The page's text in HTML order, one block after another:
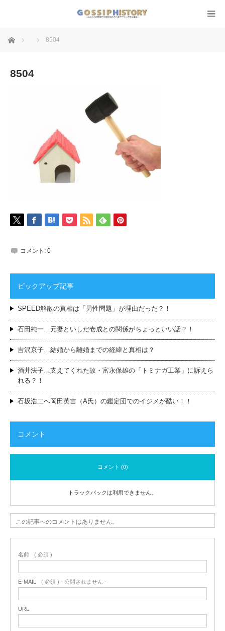
ホーム 8504
8504
コメント: 0
ピックアップ記事
SPEED解散の真相は「男性問題」が理由だった？！
石田純一…元妻といしだ壱成との関係がちょっといい話？！
吉沢京子…結婚から離婚までの経緯と真相は？
酒井法子…支えてくれた故・富永保雄の「トミナガ工業」に訴えら
れる？！
石坂浩二へ岡田英吉（A氏）の鑑定団でのイジメが酷い！！
コメント
コメント (0)
トラックバックは利用できません。
この記事へのコメントはありません。
名前 ( 必須 )
E-MAIL ( 必須 ) - 公開されません -
URL